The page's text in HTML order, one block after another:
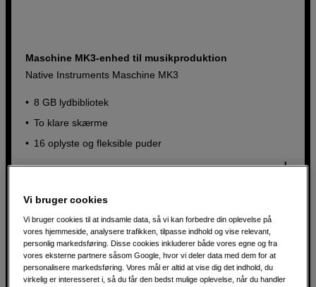
Skærm med høj opløsning - 1280x480
11.290
Maschine MK3-enhed til musikproduktion
Native Instruments Maschine MK3
8 GB lydbibliotek
To klare skærme
16 oplyste og fleksible puder
Vi bruger cookies
Vi bruger cookies til at indsamle data, så vi kan forbedre din oplevelse på
vores hjemmeside, analysere trafikken, tilpasse indhold og vise relevant,
personlig markedsføring. Disse cookies inkluderer både vores egne og fra
vores eksterne partnere såsom Google, hvor vi deler data med dem for at
personalisere markedsføring. Vores mål er altid at vise dig det indhold, du
virkelig er interesseret i, så du får den bedst mulige oplevelse, når du handler